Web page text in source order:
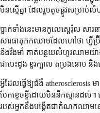
មិនស្មើគ្នា ដែលរួមតូចផ្លូវសម្រាប់
ប្លាក់ទាំងនេះមានកូលេស្តេរ៉ុល
សារធាតុកកឈាមដែលហៅថា ហ្វីប្
និងរឹងមាំ កាត់បន្ថយលំហូរឈាមយ៉ា
ជាបេះដូង ខួរក្បាល តម្រងនោម និង
អ្វីដែលធ្វើឱ្យជំងឺ atherosclerosis
បែកខ្ទេចខ្ទីដោយមិននឹកស្មានដល់
របស់អ្នកនឹងបង្កើតជាកំណកឈាមនៅក